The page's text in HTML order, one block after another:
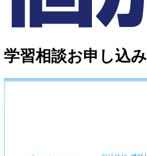
学習相談お申し込み